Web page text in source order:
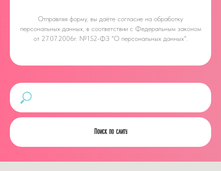
Отправляя форму, вы даёте согласие на обработку
персональных данных, в соответствии с Федеральным законом
от 27.07.2006г. №152-ФЗ "О персональных данных".
Поиск по сайту